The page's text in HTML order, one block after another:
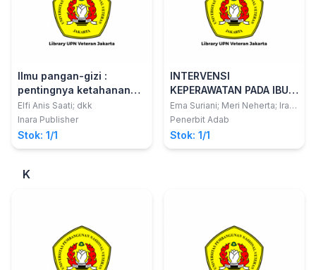
Ilmu pangan-gizi :
pentingnya ketahanan
pangan keluarga, potensi
pigmen dalam
mendukung pangan
sehat
Elfi Anis Saati; dkk
Inara Publisher
Stok: 1/1
INTERVENSI
KEPERAWATAN PADA IBU
ANAK USIA TODDLER
(PADA SAAT BENCANA)
Ema Suriani; Meri Neherta; Ira
Mulya Sari
Penerbit Adab
Stok: 1/1
K